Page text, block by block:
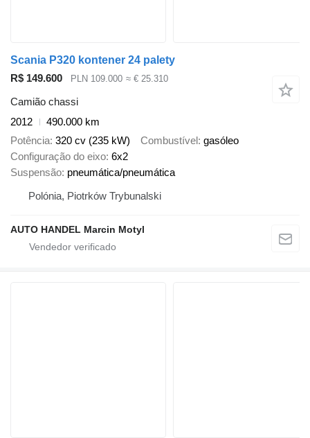
Scania P320 kontener 24 palety
R$ 149.600
PLN 109.000 ≈ € 25.310
Camião chassi
2012
490.000 km
Potência 320 cv (235 kW) Combustível gasóleo
Configuração do eixo 6x2
Suspensão pneumática/pneumática
Polónia, Piotrków Trybunalski
AUTO HANDEL Marcin Motyl